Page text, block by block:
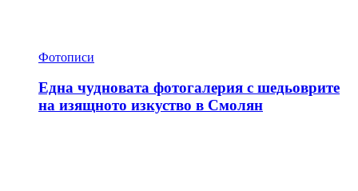
Фотописи
Една чудновата фотогалерия с шедьоврите
на изящното изкуство в Смолян